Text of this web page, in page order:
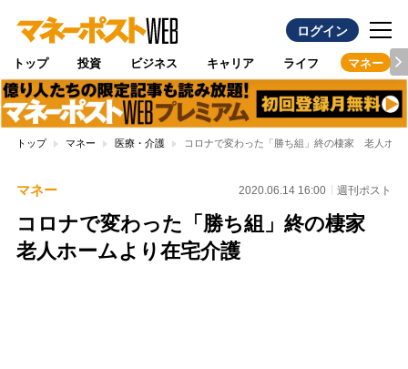
ログイン
トップ 投資 ビジネス キャリア ライフ マネー
トップ マネー 医療・介護 コロナで変わった「勝ち組」終の棲家 老人ホー
マネー 2020.06.14 16:00 週刊ポスト
コロナで変わった「勝ち組」終の棲家
老人ホームより在宅介護